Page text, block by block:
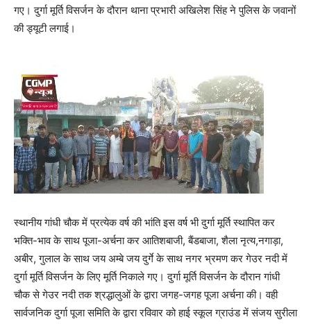
गए। दुर्गा मूर्ति विसर्जन के दौरान थाना प्रभारी अखिलेश सिंह ने पुलिस के जवानों
की ड्यूटी लगाई।
स्थानीय गांधी चौक में प्रत्येक वर्ष की भांति इस वर्ष भी दुर्गा मूर्ति स्थापित कर
भक्ति-भाव के साथ पूजा-अर्चना कर आतिशबाजी, बैंडबाजा, शैला नृत्य,नगाड़ा,
अबीर, गुलाल के साथ जय अम्बे जय दुर्गे के साथ नगर भ्रमण कर गेउर नदी में
दुर्गा मूर्ति विसर्जन के लिए मूर्ति निकाले गए। दुर्गा मूर्ति विसर्जन के दौरान गांधी
चौक से गेउर नदी तक श्रद्धालुओं के द्वारा जगह-जगह पूजा अर्चना की। वही
सार्वजनिक दुर्गा पूजा समिति के द्वारा रविवार को हाई स्कूल ग्राउंड में संजय सुरीला